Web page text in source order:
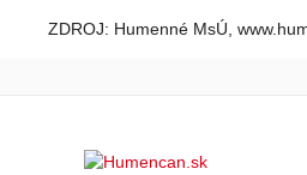
ZDROJ: Humenné MsÚ,